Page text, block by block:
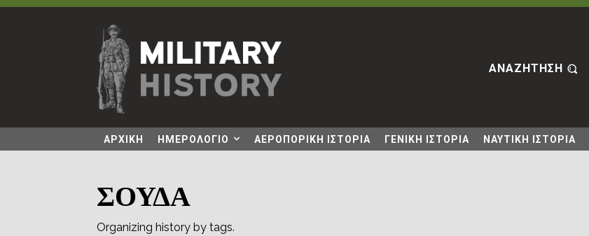
ΑΝΑΖΗΤΗΣΗ
ΑΡΧΙΚΗ ΗΜΕΡΟΛΟΓΙΟ ΑΕΡΟΠΟΡΙΚΗ ΙΣΤΟΡΙΑ ΓΕΝΙΚΗ ΙΣΤΟΡΙΑ ΝΑΥΤΙΚΗ ΙΣΤΟΡΙΑ
ΣΟΥΔΑ
Organizing history by tags.